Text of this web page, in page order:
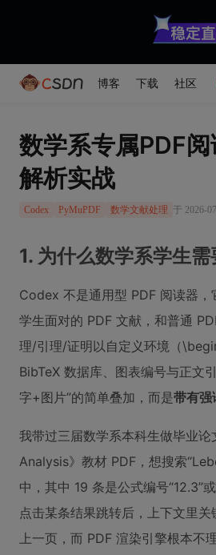
博客 下载 社区
数学系专属PDF
解析实战
Codex PyMuPDF 数学文献处理 于 2026-
1. 为什么数学系学生
Codex 不是通用型 PDF 阅读器
学生面对的 PDF 文献，和普通
理/引理/证明以自定义环境（
BibTeX 数据库、图表编号与正文
字+图片”的简单叠加，而是带有强
我带过三届数学系本科生做毕业
Analysis》教材 PDF，想搜索
中，其中 19 条是公式编号“12.3”
点击某条结果跳转后，上下文里
上一页，而 PDF 渲染引擎根本不